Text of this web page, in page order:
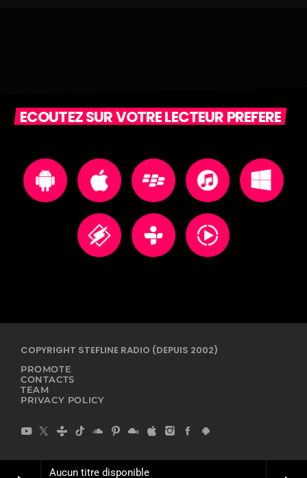
Aucun titre disponible
ECOUTEZ SUR VOTRE LECTEUR PREFERE
COPYRIGHT STEFLINE RADIO (DEPUIS 2002)
PROMOTE
CONTACTS
TEAM
PRIVACY POLICY